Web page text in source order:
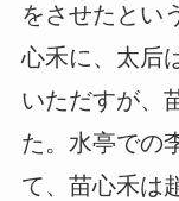
をさせたとい
心禾に、太后
いただすが、
た。水亭での
て、苗心禾は